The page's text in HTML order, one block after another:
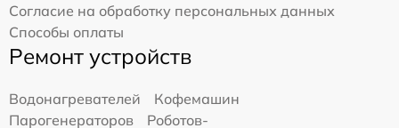
Согласие на обработку персональных данных
Способы оплаты
Ремонт устройств
Водонагревателей
Кофемашин
Парогенераторов
Роботов-